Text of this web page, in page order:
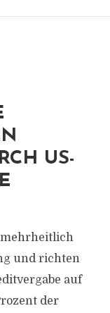
US-
mehrheitlich
und richten
auf
der